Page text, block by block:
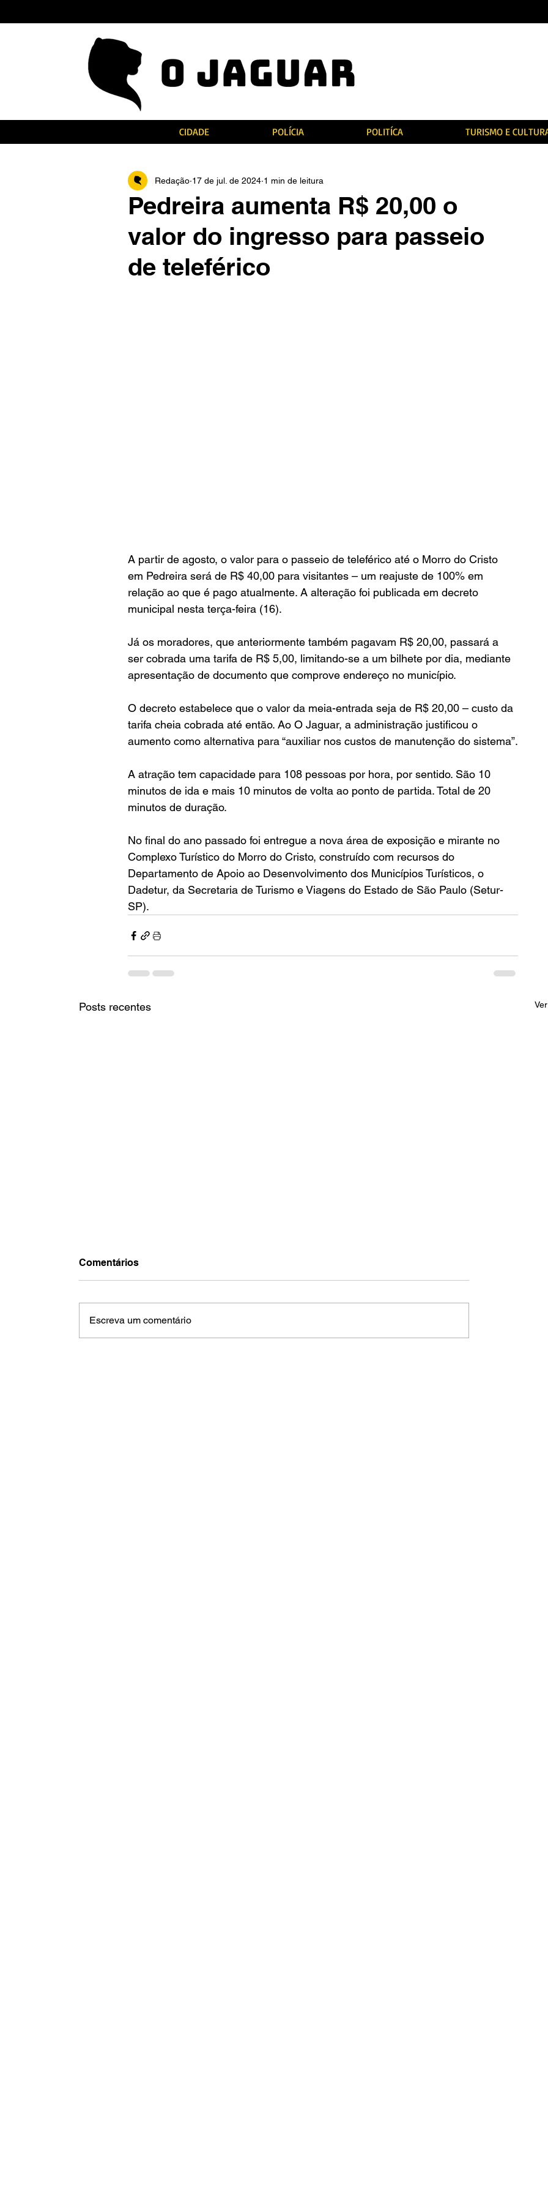
CIDADE POLÍCIA POLITÍCA TURISMO E
Pedreira aumenta R$ 20,00 o
valor do ingresso para passeio
de teleférico
Redação 17 de jul. de 2024 1 min de leitura
A partir de agosto, o valor para o passeio de teleférico até o Morro do Cristo
em Pedreira será de R$ 40,00 para visitantes – um reajuste de 100% em
relação ao que é pago atualmente. A alteração foi publicada em decreto
municipal nesta terça-feira (16).
Já os moradores, que anteriormente também pagavam R$ 20,00, passará a
ser cobrada uma tarifa de R$ 5,00, limitando-se a um bilhete por dia, mediante
apresentação de documento que comprove endereço no município.
O decreto estabelece que o valor da meia-entrada seja de R$ 20,00 – custo da
tarifa cheia cobrada até então. Ao O Jaguar, a administração justificou o
aumento como alternativa para “auxiliar nos custos de manutenção do sistema”.
A atração tem capacidade para 108 pessoas por hora, por sentido. São 10
minutos de ida e mais 10 minutos de volta ao ponto de partida. Total de 20
minutos de duração.
No final do ano passado foi entregue a nova área de exposição e mirante no
Complexo Turístico do Morro do Cristo, construído com recursos do
Departamento de Apoio ao Desenvolvimento dos Municípios Turísticos, o
Dadetur, da Secretaria de Turismo e Viagens do Estado de São Paulo (Setur-
SP).
Posts recentes
Comentários
Escreva um comentário